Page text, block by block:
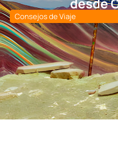
Consejos de Viaje